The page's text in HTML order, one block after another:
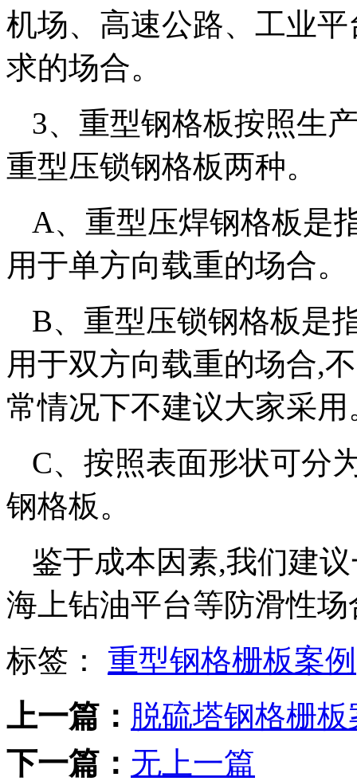
机场、高速公路、工业
求的场合。
3、重型钢格板按照生
重型压锁钢格板两种。
A、重型压焊钢格板是
用于单方向载重的场合。
B、重型压锁钢格板是
用于双方向载重的场合,
常情况下不建议大家采用
C、按照表面形状可分
钢格板。
鉴于成本因素,我们建
海上钻油平台等防滑性
标签： 重型钢格栅板案例
上一篇： 脱硫塔钢格栅板
下一篇： 无上一篇